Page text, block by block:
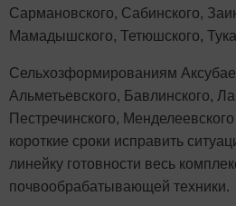
Сармановского, Сабинского,
Мамадышского, Тетюшского,
Сельхозформированиям
Альметьевского, Бавлинского,
Пестречинского,
короткие сроки исправить
линейку готовности весь
почвообрабатывающей техники.